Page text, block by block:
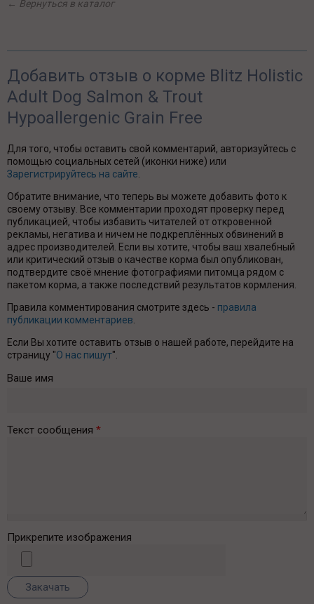
← Вернуться в каталог
Добавить отзыв о корме Blitz Holistic
Adult Dog Salmon & Trout
Hypoallergenic Grain Free
Для того, чтобы оставить свой комментарий, авторизуйтесь с
помощью социальных сетей (иконки ниже) или
Зарегистрируйтесь на сайте
Обратите внимание, что теперь вы можете добавить фото к
своему отзыву. Все комментарии проходят проверку перед
публикацией, чтобы избавить читателей от откровенной
рекламы, негатива и ничем не подкреплённых обвинений в
адрес производителей. Если вы хотите, чтобы ваш хвалебный
или критический отзыв о качестве корма был опубликован,
подтвердите своё мнение фотографиями питомца рядом с
пакетом корма, а также последствий результатов кормления.
Правила комментирования смотрите здесь - правила
публикации комментариев
Если Вы хотите оставить отзыв о нашей работе, перейдите на
страницу "О нас пишут".
Ваше имя
Текст сообщения *
Прикрепите изображения